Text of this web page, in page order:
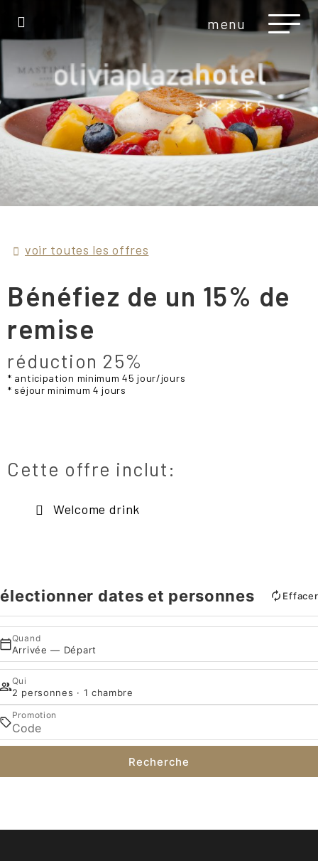
menu
voir toutes les offres
Bénéfiez de un 15% de
remise
​​réduction 25%
anticipation minimum 45 jour/jours
séjour minimum 4 jours
Cette offre inclut:
Welcome drink
dates et personnes Effacer
Quand
Arrivée — Départ
Qui
2 personnes · 1 chambre
Promotion
Recherche